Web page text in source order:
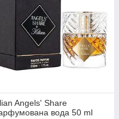
Angels' Share
вода 50 ml